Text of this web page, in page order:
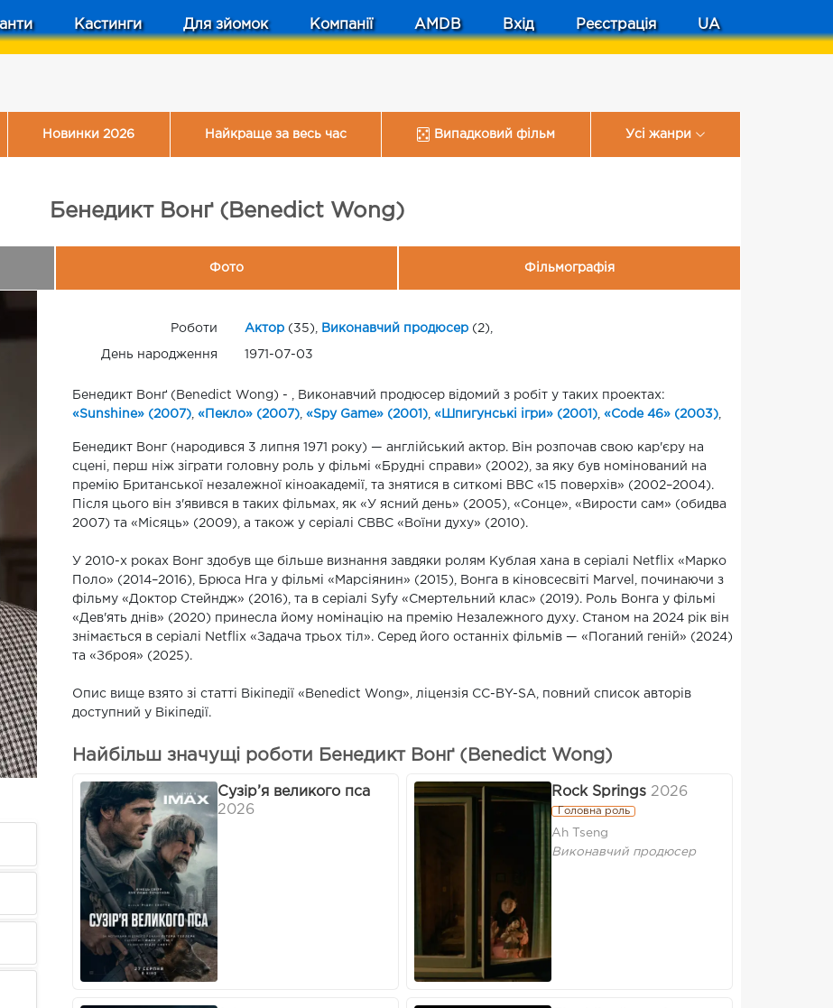
Кастинги Для зйомок Компанії AMDB Вхід Реєстрація UA
Новинки 2026 Найкраще за весь час Випадковий фільм Усі жанри
Бенедикт Вонґ (Benedict Wong)
Фото Фільмографія
Роботи Актор(35), Виконавчий продюсер(2),
День народження 1971-07-03
Бенедикт Вонґ (Benedict Wong) - , Виконавчий продюсер відомий з робіт у таких проектах:
«Sunshine» (2007) «Пекло» (2007) «Spy Game» (2001) «Шпигунські ігри» (2001) «Code 46» (2003)
Бенедикт Вонг (народився 3 липня 1971 року) — англійський актор. Він розпочав свою кар'єру на
сцені, перш ніж зіграти головну роль у фільмі «Брудні справи» (2002), за яку був номінований на
премію Британської незалежної кіноакадемії, та знятися в ситкомі BBC «15 поверхів» (2002–2004).
Після цього він з'явився в таких фільмах, як «У ясний день» (2005), «Сонце», «Вирости сам» (обидва
2007) та «Місяць» (2009), а також у серіалі CBBC «Воїни духу» (2010).
У 2010-х роках Вонг здобув ще більше визнання завдяки ролям Кублая хана в серіалі Netflix «Марко
Поло» (2014–2016), Брюса Нга у фільмі «Марсіянин» (2015), Вонга в кіновсесвіті Marvel, починаючи з
фільму «Доктор Стейндж» (2016), та в серіалі Syfy «Смертельний клас» (2019). Роль Вонга у фільмі
«Дев'ять днів» (2020) принесла йому номінацію на премію Незалежного духу. Станом на 2024 рік він
знімається в серіалі Netflix «Задача трьох тіл». Серед його останніх фільмів — «Поганий геній» (2024)
та «Зброя» (2025).
Опис вище взято зі статті Вікіпедії «Benedict Wong», ліцензія CC-BY-SA, повний список авторів
доступний у Вікіпедії.
Найбільш значущі роботи Бенедикт Вонґ (Benedict Wong)
Сузір’я великого пса
2026
Rock Springs 2026
Головна роль
Ah Tseng
Виконавчий продюсер